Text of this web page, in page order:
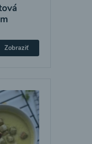
Zobraziť